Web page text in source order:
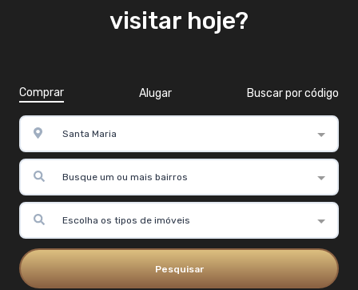
visitar hoje?
Comprar Alugar Buscar por código
Santa Maria
Busque um ou mais bairros
Escolha os tipos de imóveis
Pesquisar